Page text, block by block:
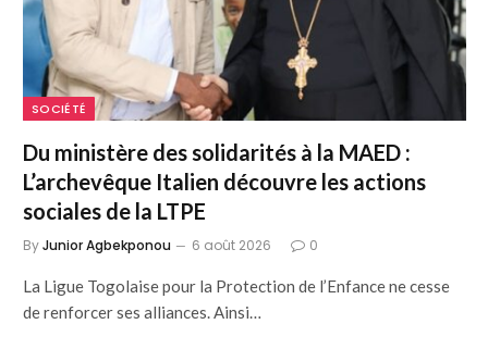
SOCIÉTÉ
Du ministère des solidarités à la MAED :
L’archevêque Italien découvre les actions
sociales de la LTPE
ByJunior Agbekponou 6 août 2026 0
La Ligue Togolaise pour la Protection de l’Enfance ne cesse
de renforcer ses alliances. Ainsi…